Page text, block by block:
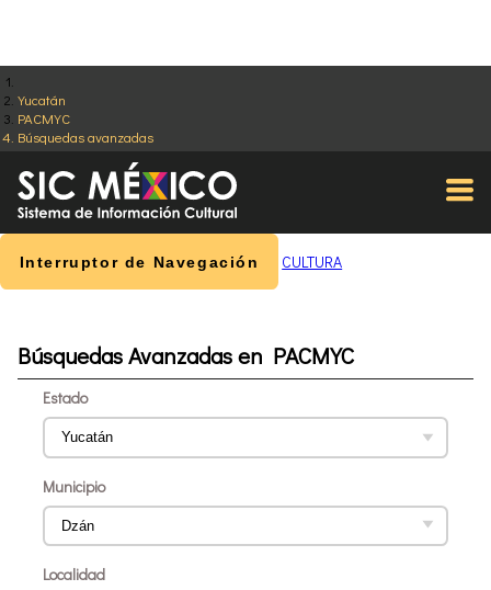
Yucatán
PACMYC
Búsquedas avanzadas
Interruptor de Navegación CULTURA
Búsquedas Avanzadas en PACMYC
Estado
Municipio
Localidad